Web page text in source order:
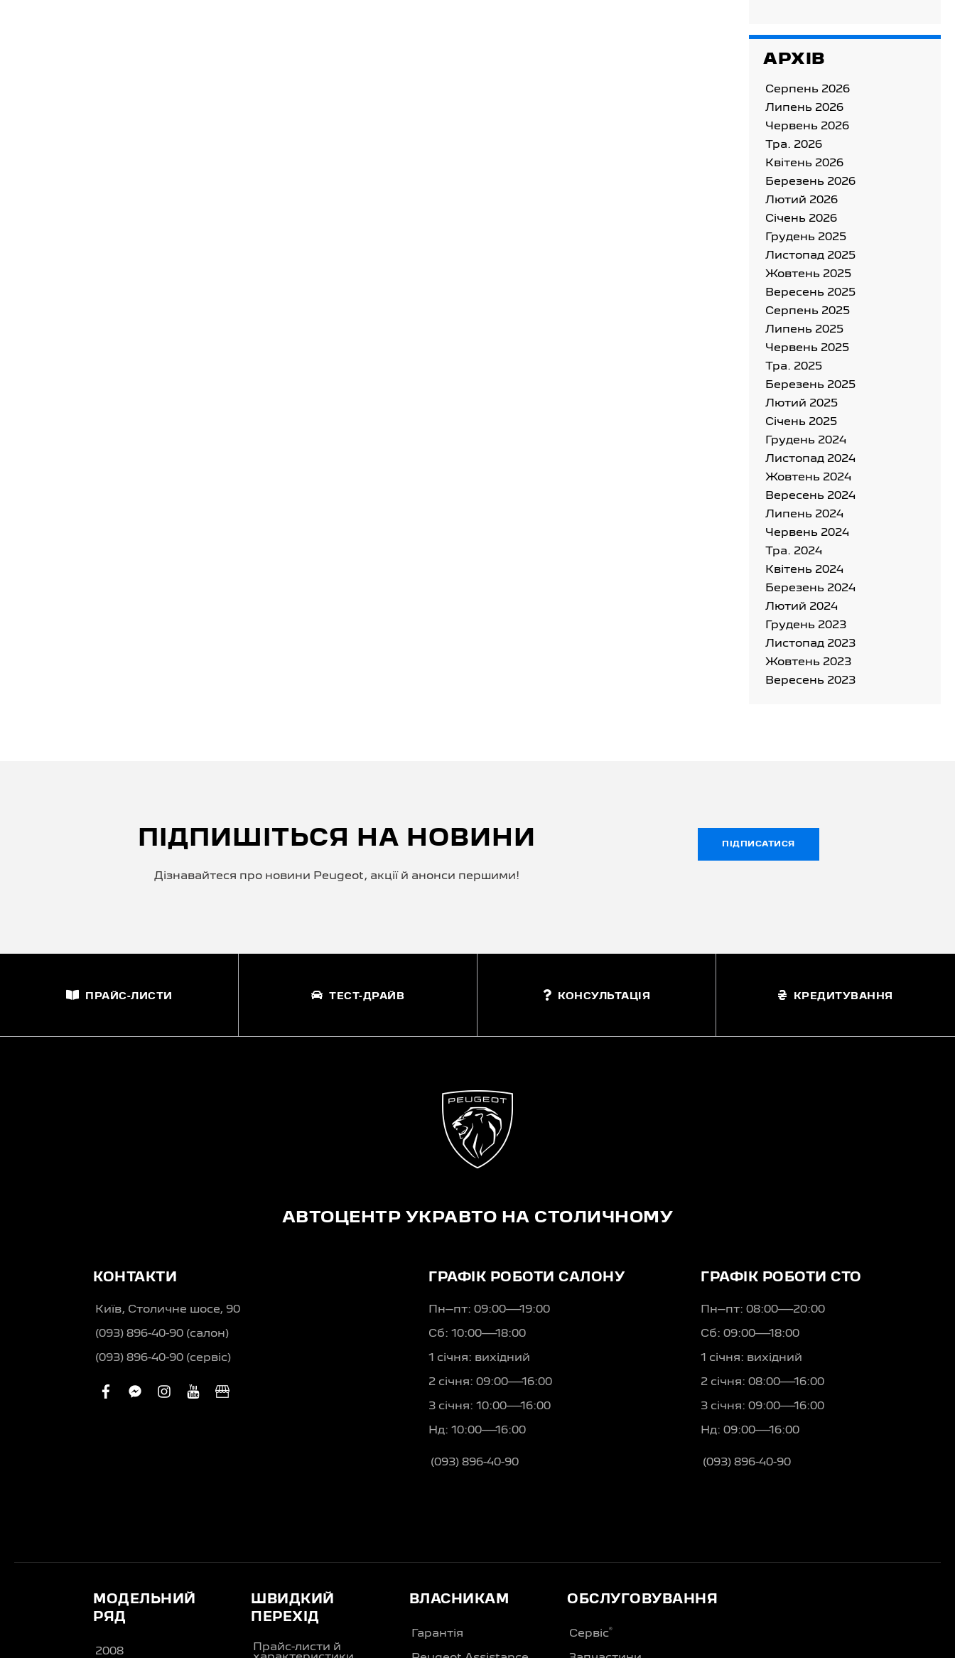
АРХІВ
Серпень 2026
Липень 2026
Червень 2026
Тра. 2026
Квітень 2026
Березень 2026
Лютий 2026
Cічень 2026
Грудень 2025
Листопад 2025
Жовтень 2025
Вересень 2025
Серпень 2025
Липень 2025
Червень 2025
Тра. 2025
Березень 2025
Лютий 2025
Cічень 2025
Грудень 2024
Листопад 2024
Жовтень 2024
Вересень 2024
Липень 2024
Червень 2024
Тра. 2024
Квітень 2024
Березень 2024
Лютий 2024
Грудень 2023
Листопад 2023
Жовтень 2023
Вересень 2023
ПІДПИШІТЬСЯ НА НОВИНИ
Дізнавайтеся про новини Peugeot, акції й анонси першими!
ПІДПИСАТИСЯ
ПРАЙС-ЛИСТИ ТЕСТ-ДРАЙВ КОНСУЛЬТАЦІЯ КРЕДИТУВАННЯ
АВТОЦЕНТР УКРАВТО НА СТОЛИЧНОМУ
КОНТАКТИ
Київ, Столичне шосе, 90
(093) 896-40-90 (салон)
(093) 896-40-90 (сервіс)
facebook
facebook-
instagram
youtube
business
ГРАФІК РОБОТИ САЛОНУ
Пн–пт: 09:00—19:00
Сб: 10:00—18:00
1 січня: вихідний
2 січня: 09:00—16:00
3 січня: 10:00—16:00
Нд: 10:00—16:00
(093) 896-40-90
ГРАФІК РОБОТИ СТО
Пн–пт: 08:00—20:00
Сб: 09:00—18:00
1 січня: вихідний
2 січня: 08:00—16:00
3 січня: 09:00—16:00
Нд: 09:00—16:00
(093) 896-40-90
МОДЕЛЬНИЙ
РЯД
2008
ШВИДКИЙ
ПЕРЕХІД
Прайс-листи й
ВЛАСНИКАМ
Гарантія
ОБСЛУГОВУВАННЯ
Сервіс®